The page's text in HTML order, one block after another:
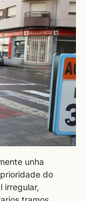
unha
do
irregular,